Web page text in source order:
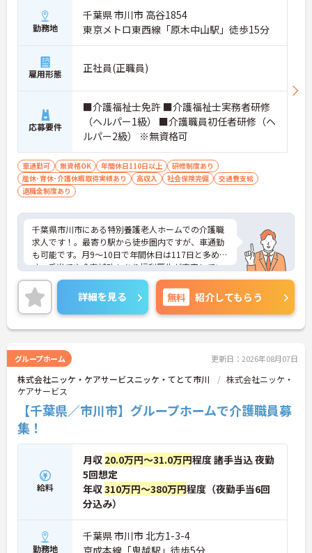
勤務地
千葉県 市川市 高谷1854
東京メトロ東西線「原木中山駅」徒歩15分
雇用形態 正社員(正職員)
応募要件
■介護福祉士免許 ■介護福祉士実務者研修
（ヘルパー1級） ■介護職員初任者研修（ヘ
ルパー2級） ※無資格可
車通勤可 無資格OK 年間休日110日以上
研修制度あり
産休･育休･介護休暇取得実績あり
高収入 社会保険完備
交通費支給
退職金制度あり
千葉県市川市にある特別養護老人ホームでの介護職
求人です！。最寄り駅から徒歩圏内ですが、車通勤
も可能です。月9～10日で年間休日は117日と多めで
す。手当てや食事補助もあり福利厚生が充実してい
ます。ご興味のある方はお気軽にお問合せ下さい。
詳細を見る 無料 紹介してもらう
グループホーム 更新日：2026年08月07日
株式会社ニッケ・ケアサービスニッケ・てとて市川
株式会社ニッケ・
ケアサービス
【千葉県／市川市】グループホームで介護職員募
集！
給料
月収 20.0万円～31.0万円程度 諸手当込 夜勤
5回想定
年収310万円～380万円程度（夜勤手当6回
分込み）
勤務地
千葉県 市川市 北方1-3-4